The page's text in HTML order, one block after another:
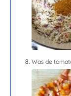
Was de